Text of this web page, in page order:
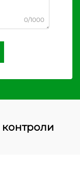
0/1000
контроли